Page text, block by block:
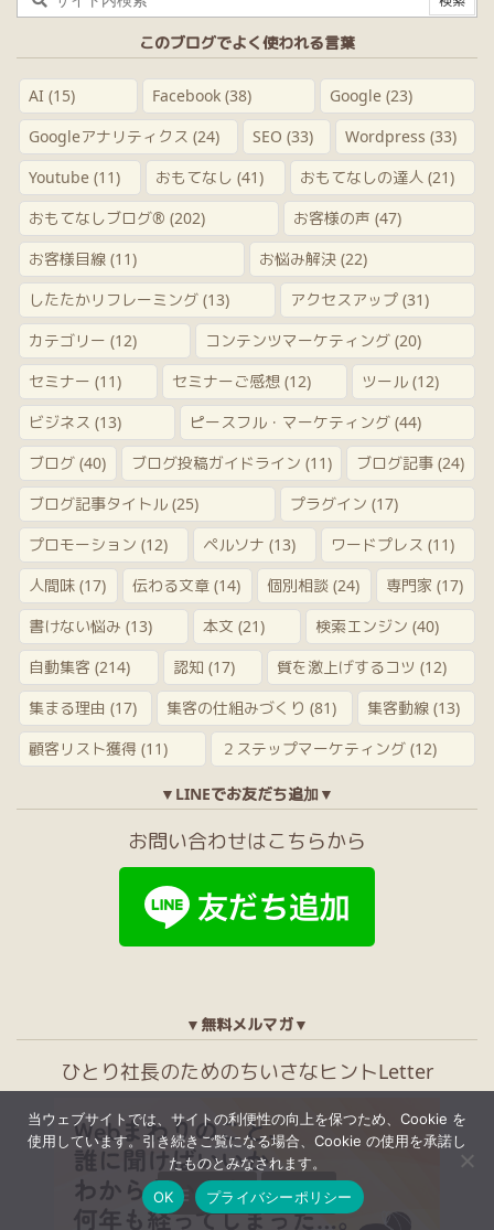
このブログでよく使われる言葉
AI (15) Facebook (38) Google(23)
Googleアナリティクス (24) SEO (33) Wordpress (33)
Youtube (11) おもてなし (41) おもてなしの達人 (21)
おもてなしブログ® (202) お客様の声 (47)
お客様目線 (11) お悩み解決 (22)
したたかリフレーミング (13) アクセスアップ (31)
カテゴリー (12) コンテンツマーケティング (20)
セミナー (11) セミナーご感想 (12) ツール (12)
ビジネス (13) ピースフル・マーケティング (44)
ブログ (40) ブログ投稿ガイドライン (11) ブログ記事 (24)
ブログ記事タイトル (25) プラグイン (17)
プロモーション (12) ペルソナ (13) ワードプレス (11)
人間味 (17) 伝わる文章 (14) 個別相談 (24) 専門家 (17)
書けない悩み (13) 本文 (21) 検索エンジン (40)
自動集客 (214) 認知 (17) 質を激上げするコツ (12)
集まる理由 (17) 集客の仕組みづくり (81) 集客動線(13)
顧客リスト獲得 (11) ２ステップマーケティング (12)
▼LINEでお友だち追加▼
お問い合わせはこちらから
▼無料メルマガ▼
ひとり社長のためのちいさなヒントLetter
 メニュー  上へ
当ウェブサイトでは、サイトの利便性の向上を保つため、Cookie を
使用しています。引き続きご覧になる場合、Cookie の使用を承諾し
たものとみなされます。
OK
プライバシーポリシー